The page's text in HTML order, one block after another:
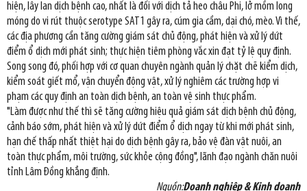
hiện, lây lan dịch bệnh cao, nhất là đối với dịch tả heo châu Phi, lở mồm long
móng do vi rút thuộc serotype SAT1 gây ra, cúm gia cầm, dại chó, mèo. Vì thế,
các địa phương cần tăng cường giám sát chủ động, phát hiện và xử lý dứt
điểm ổ dịch mới phát sinh; thực hiện tiêm phòng vắc xin đạt tỷ lệ quy định.
Song song đó, phối hợp với cơ quan chuyên ngành quản lý chặt chẽ kiểm dịch,
kiểm soát giết mổ, vận chuyển động vật, xử lý nghiêm các trường hợp vi
phạm các quy định an toàn dịch bệnh, an toàn vệ sinh thực phẩm.
"Làm được như thế thì sẽ tăng cường hiệu quả giám sát dịch bệnh chủ động,
cảnh báo sớm, phát hiện và xử lý dứt điểm ổ dịch ngay từ khi mới phát sinh,
hạn chế thấp nhất thiệt hại do dịch bệnh gây ra, bảo vệ đàn vật nuôi, an
toàn thực phẩm, môi trường, sức khỏe cộng đồng", lãnh đạo ngành chăn nuôi
tỉnh Lâm Đồng khẳng định.
Nguồn:Doanh nghiệp & Kinh doanh